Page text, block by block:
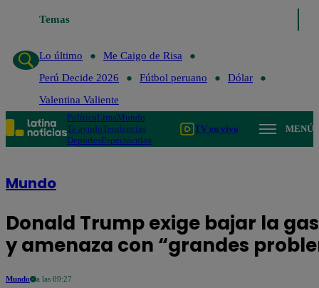
TemasLo último
Lo último
Me Caigo de Risa
Perú Decide 2026
Fútbol peruano
Dólar
Valentina Valiente
PolíticaLimaMundo
Te ayudoTendencias
DeportesEspectáculos
TV en vivo MENÚ
Mundo
Donald Trump exige bajar la
y amenaza con “grandes
Mundo a las 09:27